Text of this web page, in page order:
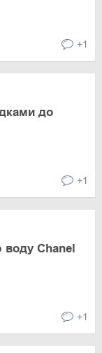
+1
до
+1
воду Chanel
+1